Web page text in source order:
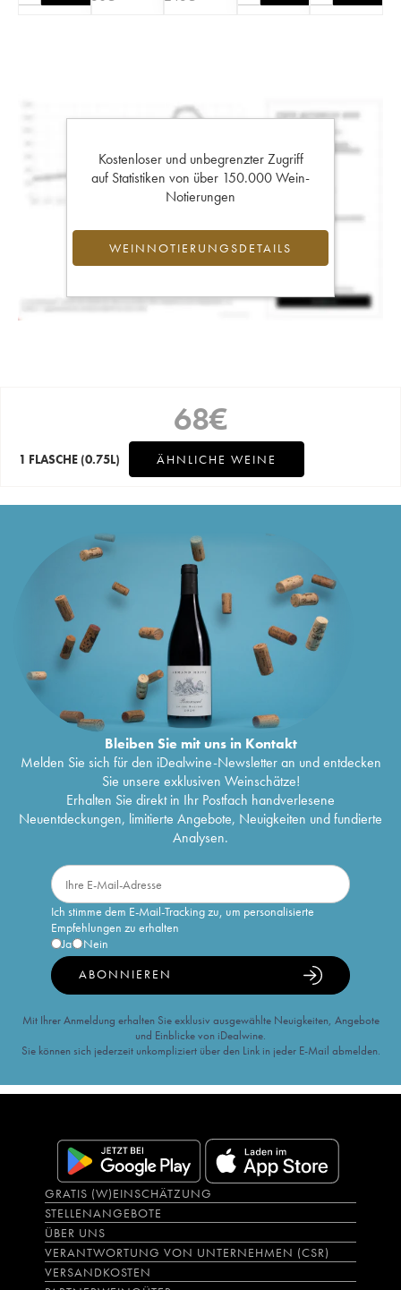
Kostenloser und unbegrenzter Zugriff
auf Statistiken von über 150.000 Wein-
Notierungen
WEINNOTIERUNGSDETAILS
68€
1 FLASCHE (0.75L) ÄHNLICHE WEINE
Bleiben Sie mit uns in Kontakt
Melden Sie sich für den iDealwine-Newsletter an und entdecken
Sie unsere exklusiven Weinschätze!
Erhalten Sie direkt in Ihr Postfach handverlesene
Neuentdeckungen, limitierte Angebote, Neuigkeiten und fundierte
Analysen.
Ich stimme dem E-Mail-Tracking zu, um personalisierte
Empfehlungen zu erhalten
Ja
Nein
ABONNIEREN
Mit Ihrer Anmeldung erhalten Sie exklusiv ausgewählte Neuigkeiten, Angebote
und Einblicke von iDealwine.
Sie können sich jederzeit unkompliziert über den Link in jeder E-Mail abmelden.
GRATIS (W)EINSCHÄTZUNG
STELLENANGEBOTE
ÜBER UNS
VERANTWORTUNG VON UNTERNEHMEN (CSR)
VERSANDKOSTEN